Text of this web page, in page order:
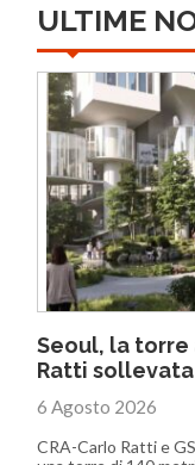
ULTIME
Seoul, la
Ratti sollevata
6 Agosto 2026
CRA-Carlo Ratti e